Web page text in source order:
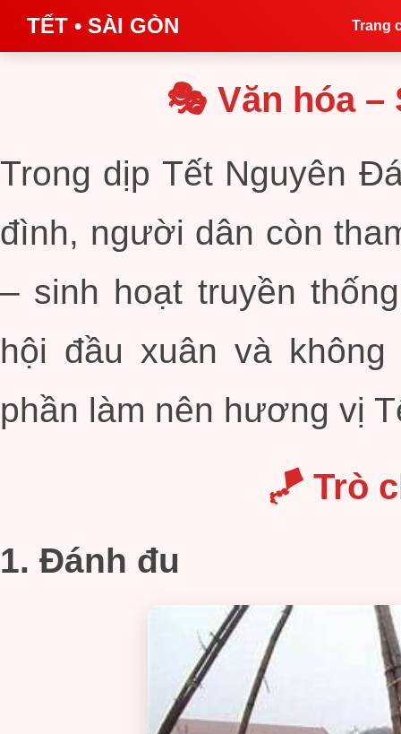
TẾT • SÀI GÒN Trang
🎭 Văn hóa –
Trong dịp Tết Nguyên
đình, người dân còn
– sinh hoạt truyền
hội đầu xuân và
phần làm nên hương vị
🪁 Trò
1. Đánh đu